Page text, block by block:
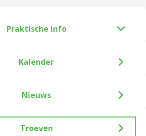
Praktische info
Kalender
Nieuws
Troeven